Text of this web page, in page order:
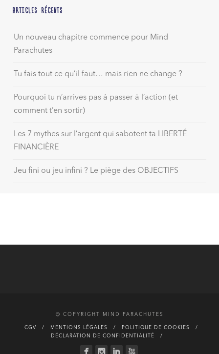
ARTICLES RÉCENTS
Un nouveau chapitre commence pour Mind
Parachutes
Tu fais tout ce qu’il faut… mais rien ne change ?
Pourquoi tu n’arrives pas à passer à l’action (et
comment t’en sortir)
Les 7 mythes sur l’argent qui sabotent ta LIBERTÉ
FINANCIÈRE
Jeu fini ou jeu infini ? Le piège des OBJECTIFS
© COPYRIGHT MIND PARACHUTES
CGV MENTIONS LÉGALES
POLITIQUE DE COOKIES
DÉCLARATION DE CONFIDENTIALITÉ